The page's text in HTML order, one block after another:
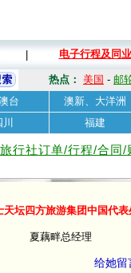
电子行程及同
热点： 美国 - 邮
台
澳新、大洋洲
福建
行社订单/行程/合同/
天坛四方旅游集团中国代表
夏藕畔总经理
给她留